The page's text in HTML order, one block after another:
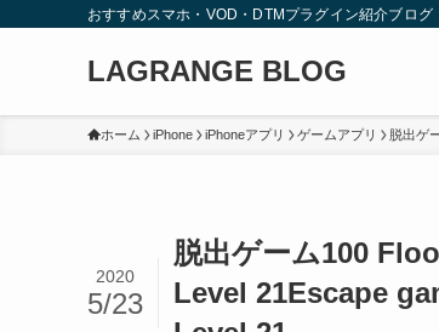
おすすめスマホ・VOD・DTMプラグイン紹介ブログ
LAGRANGE BLOG
ホーム iPhone iPhoneアプリ ゲームアプリ 脱出ゲ
脱出ゲーム100
Level 21Escape
2020
5/23